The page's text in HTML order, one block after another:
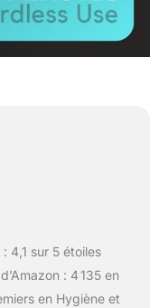
4,1 sur 5 étoiles
: 4 135 en
en Hygiène et